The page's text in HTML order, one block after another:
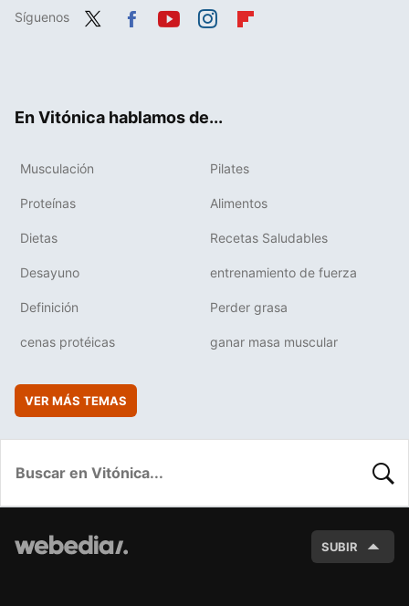
Síguenos
En Vitónica hablamos de...
Musculación Pilates
Proteínas Alimentos
Dietas Recetas Saludables
Desayuno entrenamiento de fuerza
Definición Perder grasa
cenas protéicas ganar masa muscular
VER MÁS TEMAS
SUBIR